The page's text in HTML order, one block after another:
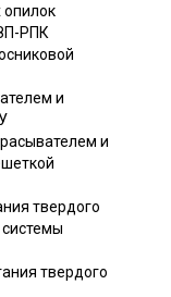
опилок
РПК
и
и
твердого
твердого